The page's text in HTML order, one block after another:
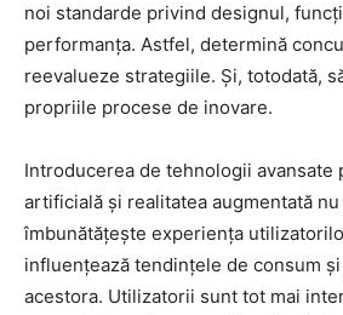
noi standarde privind designul,
performanța. Astfel, determină
reevalueze strategiile. Și, totodată,
propriile procese de inovare.
Introducerea de tehnologii avansate
artificială și realitatea augmentată nu
îmbunătățește experiența
influențează tendințele de consum
acestora. Utilizatorii sunt tot mai